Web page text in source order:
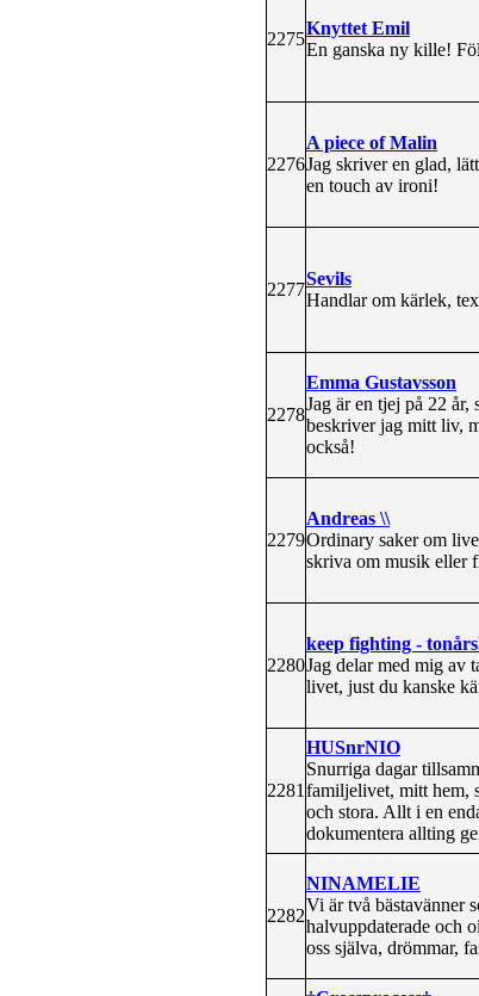
2275
Knyttet Emil
En ganska ny kille!
2276
A piece of Malin
Jag skriver en glad,
en touch av ironi!
2277
Sevils
Handlar om kärlek,
2278
Emma Gustavsson
Jag är en tjej på 22 år,
beskriver jag mitt liv,
också!
2279
Andreas \\
Ordinary saker om
skriva om musik eller
2280
keep fighting -
Jag delar med mig av
livet, just du kanske
2281
HUSnrNIO
Snurriga dagar
familjelivet, mitt hem,
och stora. Allt i en
dokumentera allting
2282
NINAMELIE
Vi är två bästavänner
halvuppdaterade och
oss själva, drömmar,